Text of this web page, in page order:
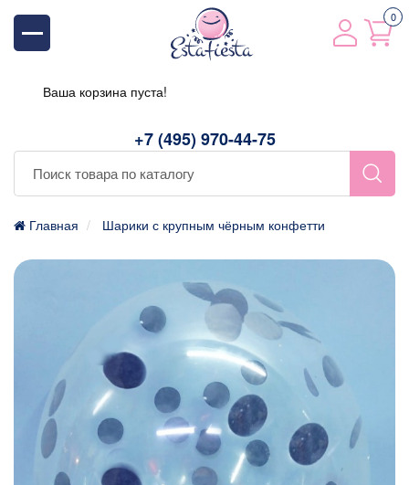
+7 (495) 970-44-75
0
Ваша корзина пуста!
Главная Шарики с крупным чёрным конфетти